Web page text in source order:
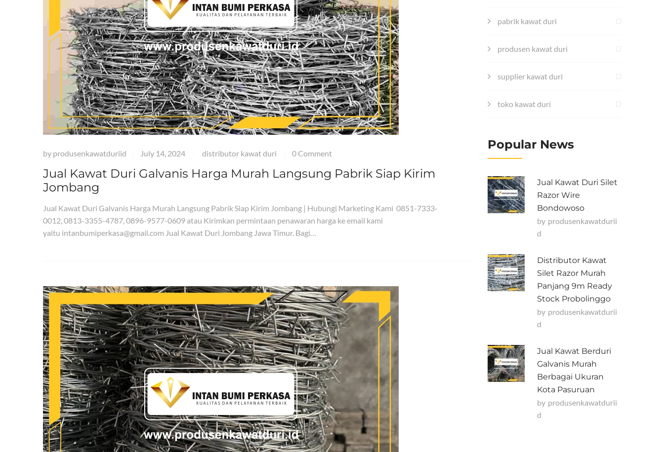
by produsenkawatduriid July 14, 2024 distributor kawat duri 0 Comment
Jual Kawat Duri Galvanis Harga Murah Langsung Pabrik Siap Kirim
Jombang
Jual Kawat Duri Galvanis Harga Murah Langsung Pabrik Siap Kirim Jombang | Hubungi Marketing Kami 0851-7333-
0012, 0813-3355-4787, 0896-9577-0609 atau Kirimkan permintaan penawaran harga ke email kami
yaitu intanbumiperkasa@gmail.com Jual Kawat Duri Jombang Jawa Timur. Bagi…
pabrik kawat duri
produsen kawat duri
supplier kawat duri
toko kawat duri
Popular News
Jual Kawat Duri Silet
Razor Wire
Bondowoso
by Produsenkawatdurii
D
Distributor Kawat
Silet Razor Murah
Panjang 9m Ready
Stock Probolinggo
by Produsenkawatdurii
D
Jual Kawat Berduri
Galvanis Murah
Berbagai Ukuran
Kota Pasuruan
by Produsenkawatdurii
D